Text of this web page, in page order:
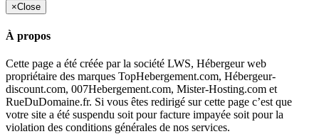
×Close
À propos
Cette page a été créée par la société LWS, Hébergeur web
propriétaire des marques TopHebergement.com, Hébergeur-
discount.com, 007Hebergement.com, Mister-Hosting.com et
RueDuDomaine.fr. Si vous êtes redirigé sur cette page c’est que
votre site a été suspendu soit pour facture impayée soit pour la
violation des conditions générales de nos services.